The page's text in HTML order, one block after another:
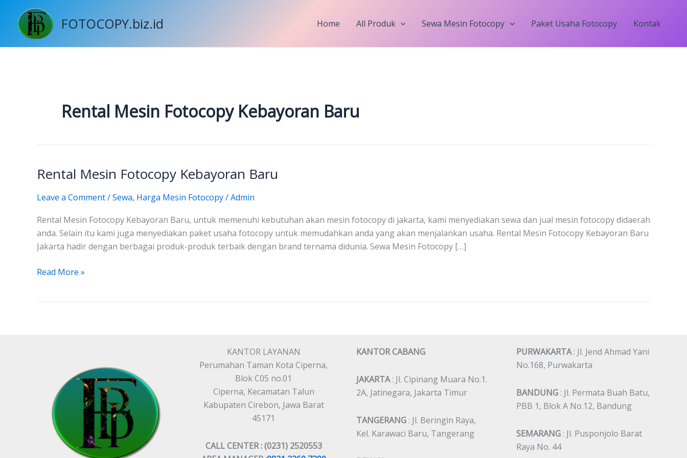
content
FOTOCOPY.biz.id Home All Produk Sewa Mesin Fotocopy Paket Usaha Fotocopy Kontak
Rental Mesin Fotocopy Kebayoran Baru
Rental Mesin Fotocopy Kebayoran Baru
Leave a Comment/Sewa, Harga Mesin Fotocopy/Admin
Rental Mesin Fotocopy Kebayoran Baru, untuk memenuhi kebutuhan akan mesin fotocopy di jakarta, kami menyediakan sewa dan jual mesin fotocopy didaerah
anda. Selain itu kami juga menyediakan paket usaha fotocopy untuk memudahkan anda yang akan menjalankan usaha. Rental Mesin Fotocopy Kebayoran Baru
Jakarta hadir dengan berbagai produk-produk terbaik dengan brand ternama didunia. Sewa Mesin Fotocopy […]
Rental
Fotocopy
Baru
Read More »
KANTOR LAYANAN
Perumahan Taman Kota Ciperna,
Blok C05 no.01
Ciperna, Kecamatan Talun
Kabupaten Cirebon, Jawa Barat
45171
CALL CENTER : (0231) 2520553
KANTOR CABANG
JAKARTA: Jl. Cipinang Muara No.1.
2A, Jatinegara, Jakarta Timur
TANGERANG : Jl. Beringin Raya,
Kel. Karawaci Baru, Tangerang
PURWAKARTA: Jl. Jend Ahmad Yani
No.168, Purwakarta
BANDUNG: Jl. Permata Buah Batu,
PBB 1, Blok A No.12, Bandung
SEMARANG: Jl. Pusponjolo Barat
Raya No. 44